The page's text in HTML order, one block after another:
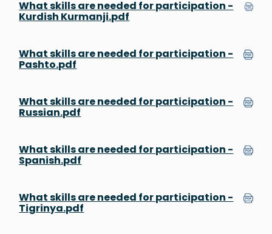
What skills are needed for participation -
Kurdish Kurmanji.pdf
What skills are needed for participation -
Pashto.pdf
What skills are needed for participation -
Russian.pdf
What skills are needed for participation -
Spanish.pdf
What skills are needed for participation -
Tigrinya.pdf